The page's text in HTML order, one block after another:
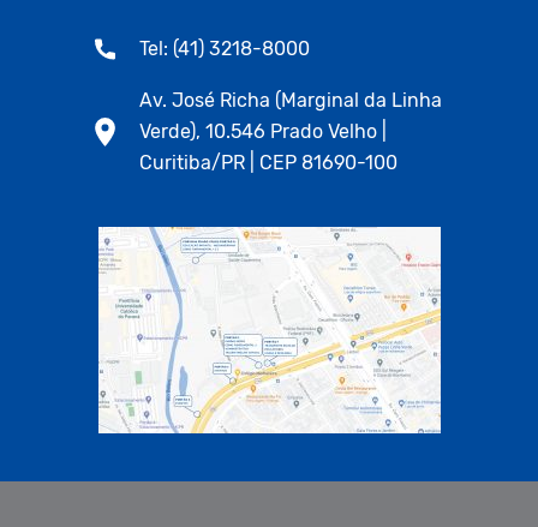
Tel: (41) 3218-8000
Av. José Richa (Marginal da Linha
Verde), 10.546 Prado Velho |
Curitiba/PR | CEP 81690-100